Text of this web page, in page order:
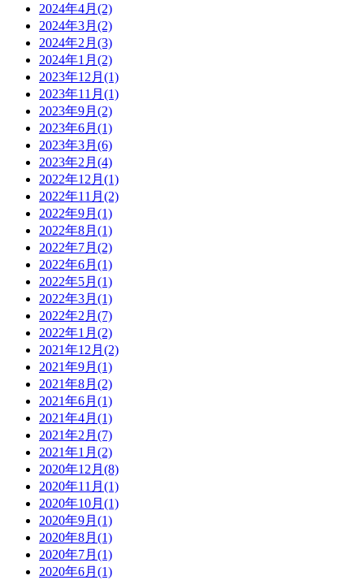
2024年4月 (2)
2024年3月 (2)
2024年2月 (3)
2024年1月 (2)
2023年12月 (1)
2023年11月 (1)
2023年9月 (2)
2023年6月 (1)
2023年3月 (6)
2023年2月 (4)
2022年12月 (1)
2022年11月 (2)
2022年9月 (1)
2022年8月 (1)
2022年7月 (2)
2022年6月 (1)
2022年5月 (1)
2022年3月 (1)
2022年2月 (7)
2022年1月 (2)
2021年12月 (2)
2021年9月 (1)
2021年8月 (2)
2021年6月 (1)
2021年4月 (1)
2021年2月 (7)
2021年1月 (2)
2020年12月 (8)
2020年11月 (1)
2020年10月 (1)
2020年9月 (1)
2020年8月 (1)
2020年7月 (1)
2020年6月 (1)